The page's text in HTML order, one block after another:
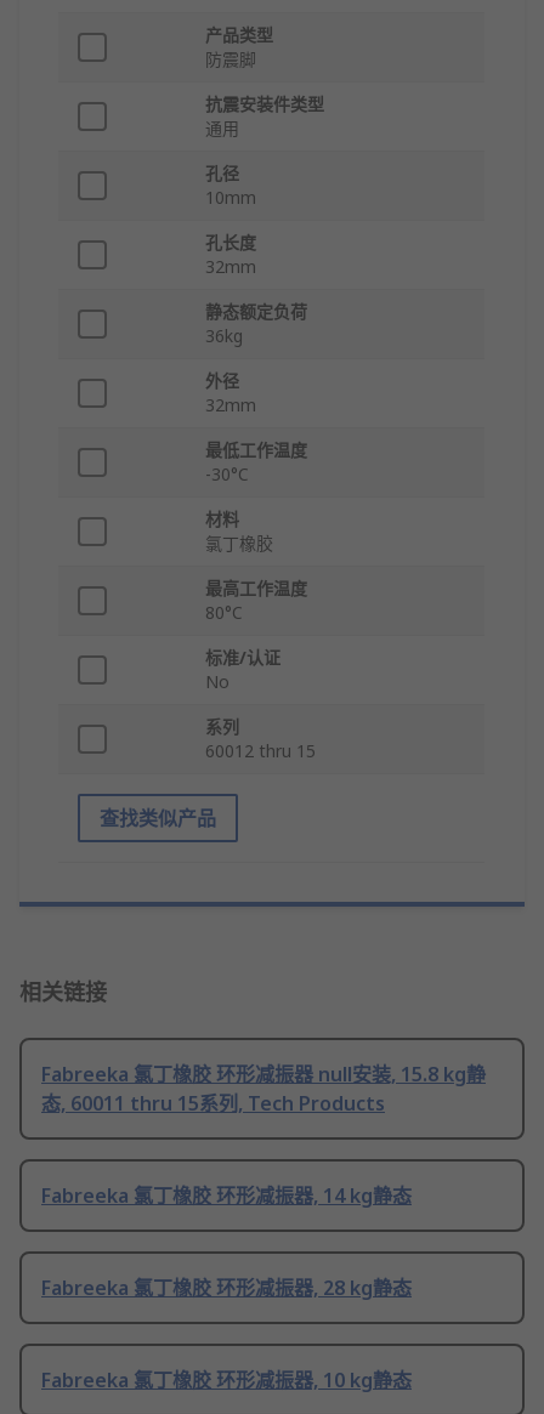
产品类型
防震脚
抗震安装件类型
通用
孔径
10mm
孔长度
32mm
静态额定负荷
36kg
外径
32mm
最低工作温度
-30°C
材料
氯丁橡胶
最高工作温度
80°C
标准/认证
No
系列
60012 thru 15
查找类似产品
相关链接
Fabreeka 氯丁橡胶 环形减振器 null安装, 15.8 kg静
态, 60011 thru 15系列, Tech Products
Fabreeka 氯丁橡胶 环形减振器, 14 kg静态
Fabreeka 氯丁橡胶 环形减振器, 28 kg静态
Fabreeka 氯丁橡胶 环形减振器, 10 kg静态